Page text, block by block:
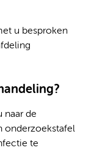
u besproken
naar de
onderzoekstafel
te